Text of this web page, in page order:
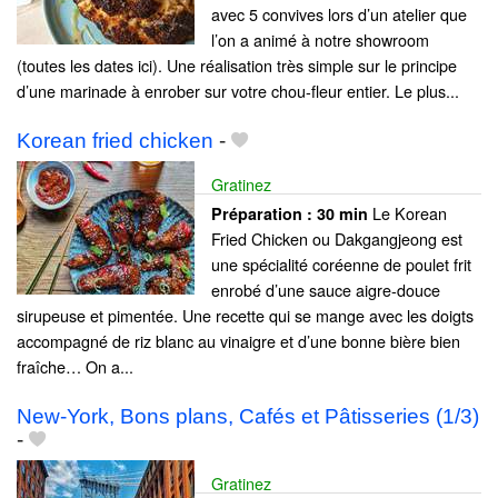
avec 5 convives lors d’un atelier que
l’on a animé à notre showroom
(toutes les dates ici). Une réalisation très simple sur le principe
d’une marinade à enrober sur votre chou-fleur entier. Le plus...
Korean fried chicken -
Gratinez
Préparation : 30 min Le Korean
Fried Chicken ou Dakgangjeong est
une spécialité coréenne de poulet frit
enrobé d’une sauce aigre-douce
sirupeuse et pimentée. Une recette qui se mange avec les doigts
accompagné de riz blanc au vinaigre et d’une bonne bière bien
fraîche… On a...
New-York, Bons plans, Cafés et Pâtisseries (1/3)
-
Gratinez